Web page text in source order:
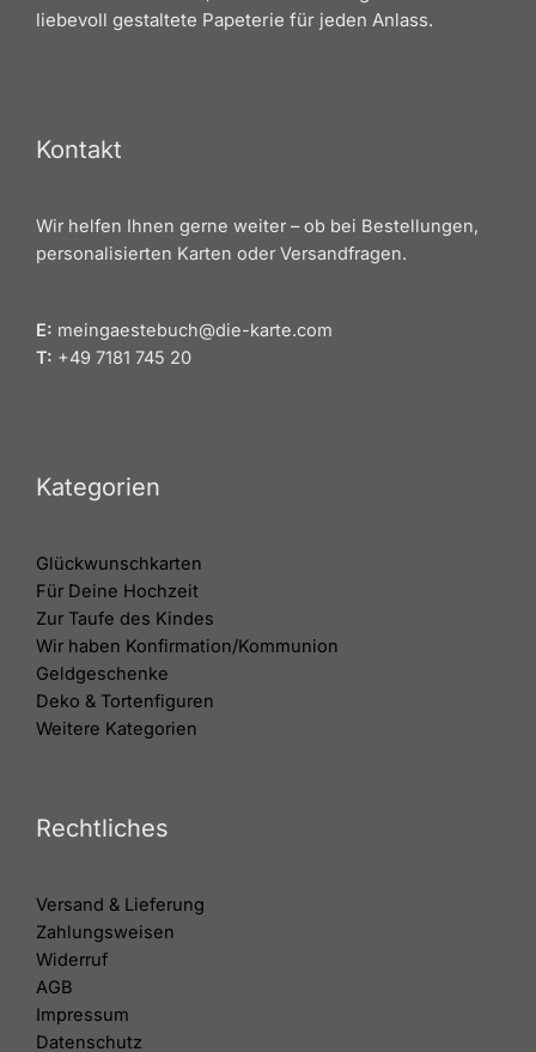
liebevoll gestaltete Papeterie für jeden Anlass.
Kontakt
Wir helfen Ihnen gerne weiter – ob bei Bestellungen,
personalisierten Karten oder Versandfragen.
E: meingaestebuch@die-karte.com
T: +49 7181 745 20
Kategorien
Glückwunschkarten
Für Deine Hochzeit
Zur Taufe des Kindes
Wir haben Konfirmation/Kommunion
Geldgeschenke
Deko & Tortenfiguren
Weitere Kategorien
Rechtliches
Versand & Lieferung
Zahlungsweisen
Widerruf
AGB
Impressum
Datenschutz